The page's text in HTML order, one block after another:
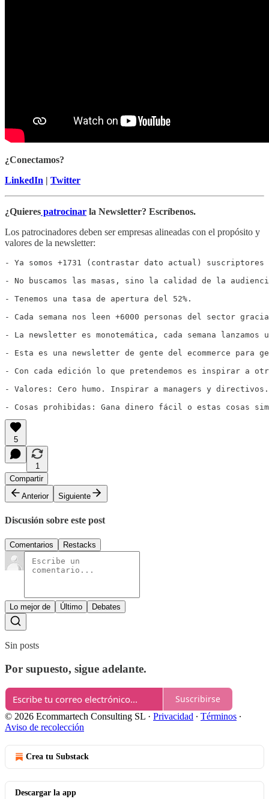
¿Conectamos?
LinkedIn | Twitter
¿Quieres patrocinar la Newsletter? Escríbenos.
Los patrocinadores deben ser empresas alineadas con el propósito y
valores de la newsletter:
- Ya somos +1731 (contrastar dato actual)
- No buscamos las masas, sino la calidad de la
- Tenemos una tasa de apertura del 52%.
- Cada semana nos leen +6000 personas del sector
- La newsletter es monotemática, cada semana
- Esta es una newsletter de gente del ecommerce para
- Con cada edición lo que pretendemos es inspirar a
- Valores: Cero humo. Inspirar a managers y
- Cosas prohibidas: Gana dinero fácil o estas cosas
5
1
Compartir
Anterior
Siguiente
Discusión sobre este post
Comentarios Restacks
Lo mejor de Último Debates
Sin posts
Por supuesto, sigue adelante.
Suscribirse
© 2026 Ecommartech Consulting SL · Privacidad ∙ Términos ∙
Aviso de recolección
Crea tu Substack
Descargar la app